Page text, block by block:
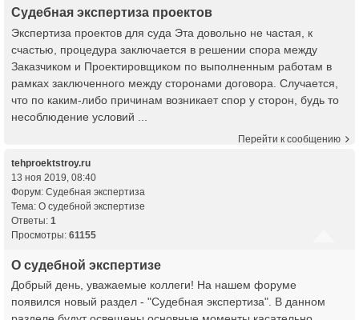
Судебная экспертиза проектов
Экспертиза проектов для суда Эта довольно не частая, к
счастью, процедура заключается в решении спора между
Заказчиком и Проектировщиком по выполненным работам в
рамках заключенного между сторонами договора. Случается,
что по каким-либо причинам возникает спор у сторон, будь то
несоблюдение условий ...
Перейти к сообщению
tehproektstroy.ru
13 ноя 2019, 08:40
Форум: Судебная экспертиза
Тема: О судебной экспертизе
Ответы: 1
Просмотры: 61155
О судебной экспертизе
Добрый день, уважаемые коллеги! На нашем форуме
появился новый раздел - "Судебная экспертиза". В данном